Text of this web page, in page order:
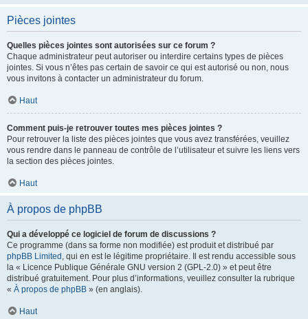
Pièces jointes
Quelles pièces jointes sont autorisées sur ce forum ?
Chaque administrateur peut autoriser ou interdire certains types de pièces
jointes. Si vous n’êtes pas certain de savoir ce qui est autorisé ou non, nous
vous invitons à contacter un administrateur du forum.
Haut
Comment puis-je retrouver toutes mes pièces jointes ?
Pour retrouver la liste des pièces jointes que vous avez transférées, veuillez
vous rendre dans le panneau de contrôle de l’utilisateur et suivre les liens vers
la section des pièces jointes.
Haut
À propos de phpBB
Qui a développé ce logiciel de forum de discussions ?
Ce programme (dans sa forme non modifiée) est produit et distribué par
phpBB Limited , qui en est le légitime propriétaire. Il est rendu accessible sous
la « Licence Publique Générale GNU version 2 (GPL-2.0) » et peut être
distribué gratuitement. Pour plus d’informations, veuillez consulter la rubrique
« À propos de phpBB » (en anglais).
Haut